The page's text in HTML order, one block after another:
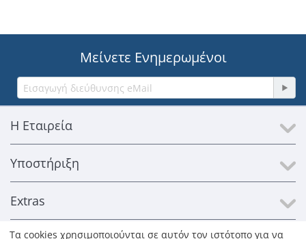
Μείνετε Ενημερωμένοι
Η Εταιρεία
Υποστήριξη
Extras
Τα cookies χρησιμοποιούνται σε αυτόν τον ιστότοπο για να